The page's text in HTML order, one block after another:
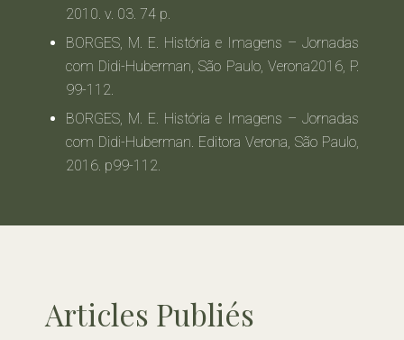
2010. v. 03. 74 p.
BORGES, M. E. História e Imagens – Jornadas
com Didi-Huberman, São Paulo, Verona2016, P.
99-112.
BORGES, M. E. História e Imagens – Jornadas
com Didi-Huberman. Editora Verona, São Paulo,
2016. p99-112.
Articles Publiés